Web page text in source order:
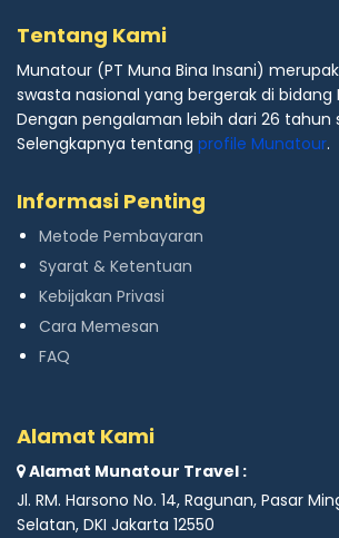
Tentang Kami
Munatour (PT Muna Bina Insani)
swasta nasional yang bergerak di bidang
Dengan pengalaman lebih dari 26 tahun
Selengkapnya tentang profile Munatour.
Informasi Penting
Metode Pembayaran
Syarat & Ketentuan
Kebijakan Privasi
Cara Memesan
FAQ
Alamat Kami
Alamat Munatour Travel :
Jl. RM. Harsono No. 14, Ragunan, Pasar
Selatan, DKI Jakarta 12550